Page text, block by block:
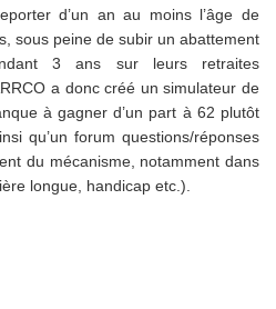
d’un an au moins l’âge de
sous peine de subir un abattement
3 ans sur leurs retraites
a donc créé un simulateur de
à gagner d’un part à 62 plutôt
qu’un forum questions/réponses
du mécanisme, notamment dans
longue, handicap etc.).